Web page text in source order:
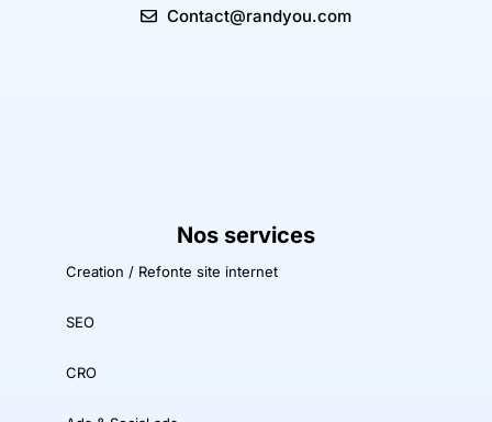
Contact@randyou.com
Nos services
Creation / Refonte site internet
SEO
CRO